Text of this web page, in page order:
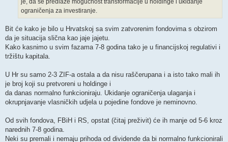
je, da se predlaže mogućnost transformacije u holdinge i ukidanje
ograničenja za investiranje.
Bit će kako je bilo u Hrvatskoj sa svim zatvorenim fondovima s obzirom
da je situacija slična kao jaje jajetu.
Kako kasnimo u svim fazama 7-8 godina tako je u financijskoj regulativi i
tržištu kapitala.
U Hr su samo 2-3 ZIF-a ostala a da nisu raščerupana i a isto tako mali ih
je broj koji su pretvoreni u holdinge i
da danas normalno funkcioniraju. Ukidanje ograničenja ulaganja i
okrupnjavanje vlasničkih udjela u pojedine fondove je neminovno.
Od svih fondova, FBiH i RS, opstat (čitaj preživit) će ih manje od 5-6 kroz
narednih 7-8 godina.
Neki su premali i nemaju prihoda od dividende da bi normalno funkcionirali